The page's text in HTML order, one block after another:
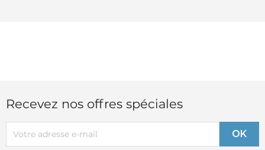
Recevez nos offres spéciales